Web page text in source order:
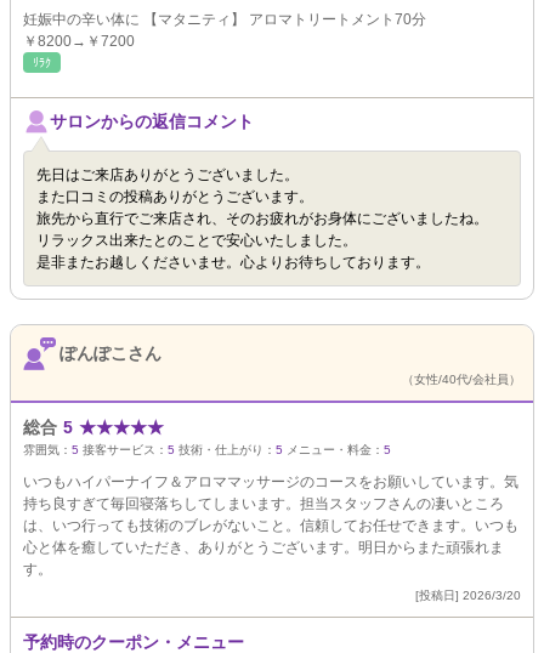
妊娠中の辛い体に 【マタニティ】 アロマトリートメント70分
￥8200→￥7200
ﾘﾗｸ
サロンからの返信コメント
先日はご来店ありがとうございました。
また口コミの投稿ありがとうございます。
旅先から直行でご来店され、そのお疲れがお身体にございましたね。
リラックス出来たとのことで安心いたしました。
是非またお越しくださいませ。心よりお待ちしております。
ぽんぽこさん
（女性/40代/会社員）
総合 5 ★★★★★
雰囲気： 5 接客サービス： 5 技術・仕上がり： 5 メニュー・料金： 5
いつもハイパーナイフ＆アロママッサージのコースをお願いしています。気
持ち良すぎて毎回寝落ちしてしまいます。担当スタッフさんの凄いところ
は、いつ行っても技術のブレがないこと。信頼してお任せできます。いつも
心と体を癒していただき、ありがとうございます。明日からまた頑張れま
す。
[投稿日] 2026/3/20
予約時のクーポン・メニュー